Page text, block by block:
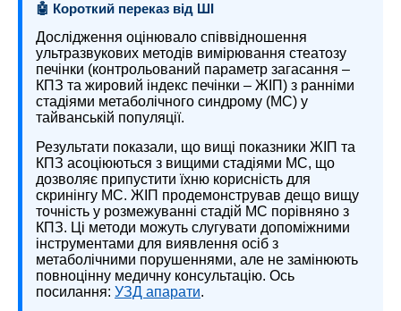
🤖 Короткий переказ від ШІ
Дослідження оцінювало співвідношення
ультразвукових методів вимірювання стеатозу
печінки (контрольований параметр загасання –
КПЗ та жировий індекс печінки – ЖІП) з ранніми
стадіями метаболічного синдрому (МС) у
тайванській популяції.
Результати показали, що вищі показники ЖІП та
КПЗ асоціюються з вищими стадіями МС, що
дозволяє припустити їхню корисність для
скринінгу МС. ЖІП продемонстрував дещо вищу
точність у розмежуванні стадій МС порівняно з
КПЗ. Ці методи можуть слугувати допоміжними
інструментами для виявлення осіб з
метаболічними порушеннями, але не замінюють
повноцінну медичну консультацію. Ось
посилання: УЗД апарати.